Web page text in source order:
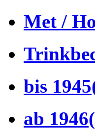
Met /
bis 1945
ab 1946